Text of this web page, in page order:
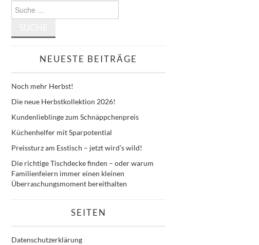
Suche
nach:
NEUESTE BEITRÄGE
Noch mehr Herbst!
Die neue Herbstkollektion 2026!
Kundenlieblinge zum Schnäppchenpreis
Küchenhelfer mit Sparpotential
Preissturz am Esstisch – jetzt wird’s wild!
Die richtige Tischdecke finden – oder warum
Familienfeiern immer einen kleinen
Überraschungsmoment bereithalten
SEITEN
Datenschutzerklärung